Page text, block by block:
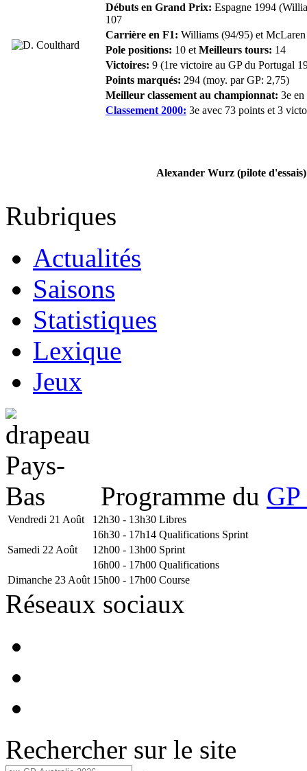
Débuts en Grand Prix: Espagne 1994
107
Carrière en F1: Williams (94/95) et
Pole positions: 10 et Meilleurs tours: 14
Victoires: 9 (1re victoire au GP du Portugal
Points marqués: 294 (moy. par GP: 2,75)
Meilleur classement au championnat: 3e
Classement 2000: 3e avec 73 points et 3
Alexander Wurz (pilote d'essais)
Rubriques
Actualités
Saisons
Statistiques
Lexique
Jeux
Programme du
Vendredi 21 Août 12h30 - 13h30 Libres
16h30 - 17h14 Qualifications Sprint
Samedi 22 Août
12h00 - 13h00 Sprint
16h00 - 17h00 Qualifications
Dimanche 23 Août 15h00 - 17h00 Course
Réseaux sociaux
Rechercher sur le site